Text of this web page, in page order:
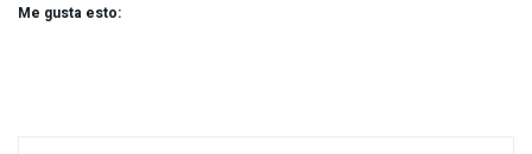
Me gusta esto: